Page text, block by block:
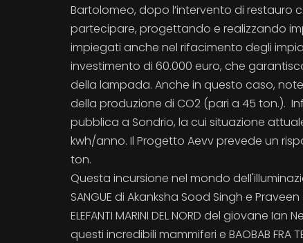
Bartolomeo, dopo l’intervento di restauro
partecipare, progettando e realizzando
impiegati anche nel rifacimento degli
investimento di 60.000 euro, che
della lampada. Anche in questo caso,
della produzione di CO2 (pari a 45 ton.).
pubblica a Sondrio, la cui situazione
kwh/anno. Il Progetto Aevv prevede un
ton.
Questa incursione nel mondo
SANGUE di Akanksha Sood Singh e
ELEFANTI MARINI DEL NORD del giovane
questi incredibili mammiferi e BAOBAB FRA